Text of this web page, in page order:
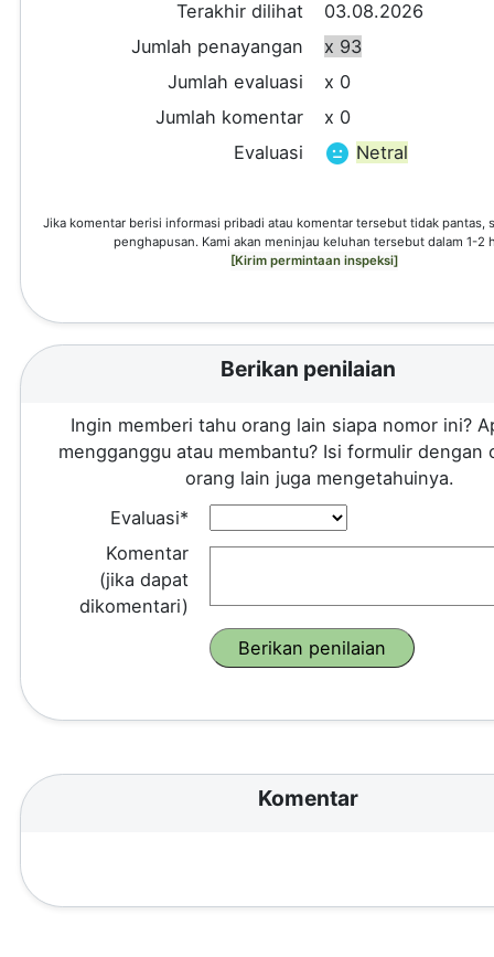
Terakhir dilihat
03.08.2026
Jumlah penayangan
x 93
Jumlah evaluasi
x 0
Jumlah komentar
x 0
Evaluasi
Netral
Jika komentar berisi informasi pribadi atau komentar tersebut tidak pantas,
penghapusan. Kami akan meninjau keluhan tersebut dalam 1-2
[Kirim permintaan inspeksi]
Berikan penilaian
Ingin memberi tahu orang lain siapa nomor ini?
mengganggu atau membantu? Isi formulir dengan
orang lain juga mengetahuinya.
Evaluasi*
Komentar
(jika dapat
dikomentari)
Komentar